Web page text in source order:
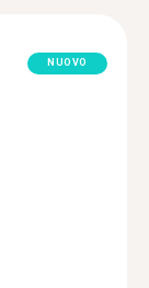
NUOVO